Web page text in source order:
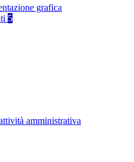
grafica
5
amministrativa